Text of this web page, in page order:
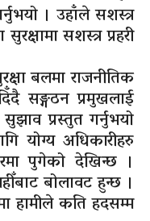
। उहाँले सशस्त्र
सशस्त्र प्रहरी
बलमा राजनीतिक
सङ्गठन प्रमुखलाई
प्रस्तुत गर्नुभयो
योग्य अधिकारीहरु
पुगेको देखिन्छ ।
बोलावट हुन्छ ।
हामीले कति हदसम्म